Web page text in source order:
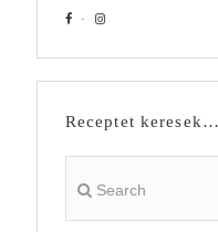
Receptet keresek…